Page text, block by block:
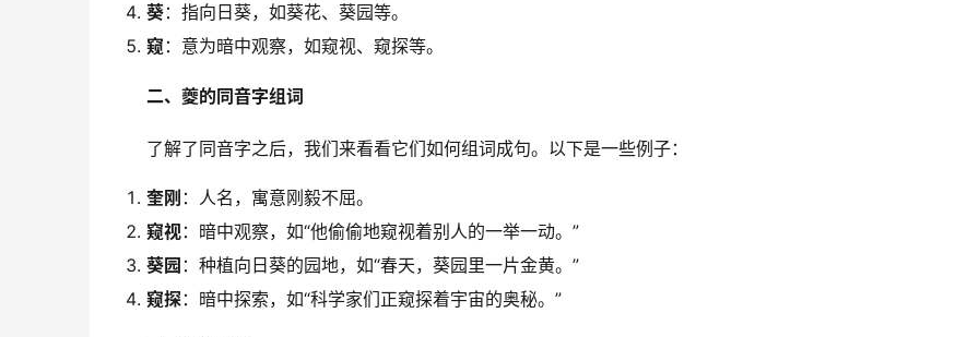
葵：指向日葵，如葵花、葵园等。
窥 ：意为暗中观察，如窥视、窥探等。
二、夔的同音字组词
了解了同音字之后，我们来看看它们如何组词成句。以下是一些例子：
奎刚 ：人名，寓意刚毅不屈。
窥视：暗中观察，如“他偷偷地窥视着别人的一举一动。”
葵园 ：种植向日葵的园地，如“春天，葵园里一片金黄。”
窥探：暗中探索，如“科学家们正窥探着宇宙的奥秘。”